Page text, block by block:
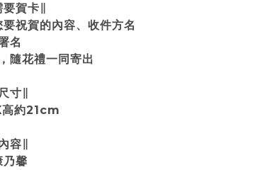
賀卡∥
祝賀的內容、收件方名
名
隨花禮一同寄出
寸∥
約21cm
容∥
乃馨